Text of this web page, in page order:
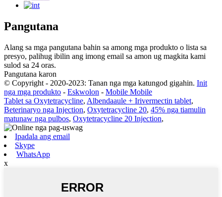
Pangutana
Alang sa mga pangutana bahin sa among mga produkto o lista sa
presyo, palihug ibilin ang imong email sa amon ug magkita kami
sulod sa 24 oras.
Pangutana karon
© Copyright - 2020-2023: Tanan nga mga katungod gigahin. Init
nga mga produkto - Eskwolon - Mobile Mobile
Tablet sa Oxytetracycline, Albendaaule + Irivermectin tablet,
Beterinaryo nga Injection, Oxytetracycline 20, 45% nga tiamulin
matunaw nga pulbos, Oxytetracycline 20 Injection,
Ipadala ang email
Skype
WhatsApp
x